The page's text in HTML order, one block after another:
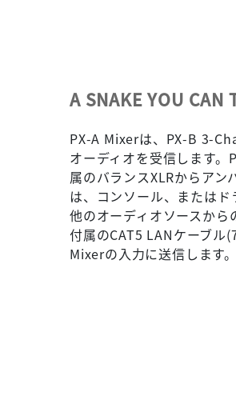
A SNAKE YOU CAN
PX-A Mixerは、PX-B 3-
オーディオを受信します
属のバランスXLRからア
は、コンソール、または
他のオーディオソースから
付属のCAT5 LANケーブル
Mixerの入力に送信します。